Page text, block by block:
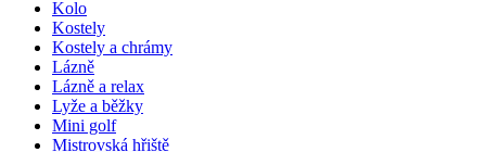
Kolo
Kostely
Kostely a chrámy
Lázně
Lázně a relax
Lyže a běžky
Mini golf
Mistrovská hřiště